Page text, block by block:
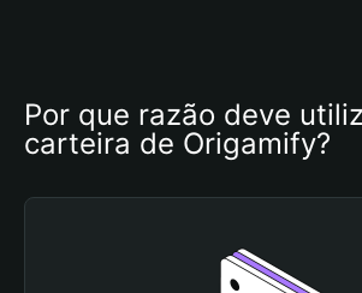
Por que razão deve
carteira de Origamify?